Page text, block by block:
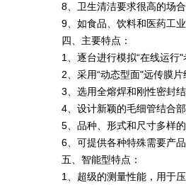
8、卫生清洁要求很高的场合
9、如食品、饮料和医药工
四、主要特点：
1、逐台进行模拟“在线运行
2、采用“动态型面"远传膜
3、选用全熔焊和刚性密封
4、设计新颖的毛细管结合
5、品种、形式和尺寸多样
6、可提供各种特殊需要产
五、智能型特点：
1、超级的测量性能，用于